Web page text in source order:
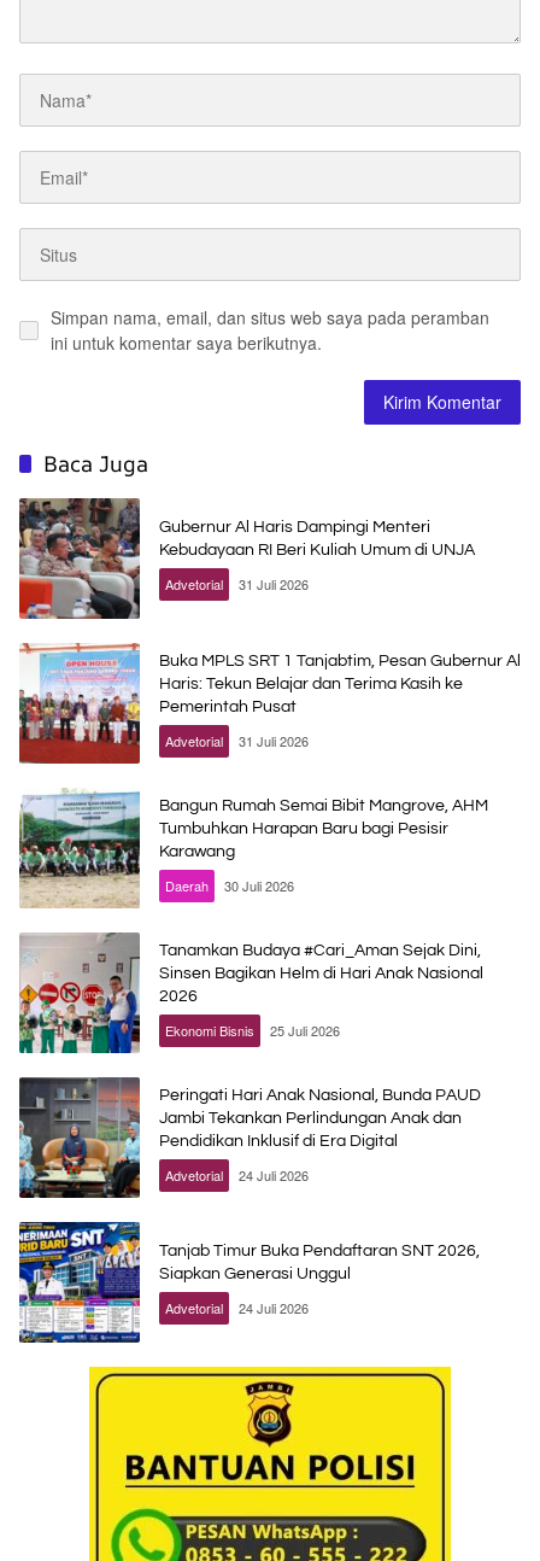
Simpan nama, email, dan situs web saya pada peramban
ini untuk komentar saya berikutnya.
Baca Juga
Gubernur Al Haris Dampingi Menteri
Kebudayaan RI Beri Kuliah Umum di UNJA
Advetorial 31 Juli 2026
Buka MPLS SRT 1 Tanjabtim, Pesan Gubernur Al
Haris: Tekun Belajar dan Terima Kasih ke
Pemerintah Pusat
Advetorial 31 Juli 2026
Bangun Rumah Semai Bibit Mangrove, AHM
Tumbuhkan Harapan Baru bagi Pesisir
Karawang
Daerah 30 Juli 2026
Tanamkan Budaya #Cari_Aman Sejak Dini,
Sinsen Bagikan Helm di Hari Anak Nasional
2026
Ekonomi Bisnis 25 Juli 2026
Peringati Hari Anak Nasional, Bunda PAUD
Jambi Tekankan Perlindungan Anak dan
Pendidikan Inklusif di Era Digital
Advetorial 24 Juli 2026
Tanjab Timur Buka Pendaftaran SNT 2026,
Siapkan Generasi Unggul
Advetorial 24 Juli 2026